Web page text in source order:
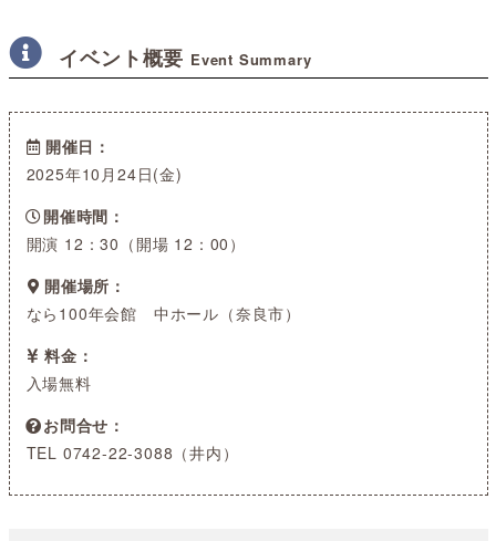
イベント概要 Event Summary
開催日
2025年10月24日(金)
開催時間
開演 12：30（開場 12：00）
開催場所
なら100年会館 中ホール（奈良市）
料金
入場無料
お問合せ
TEL 0742-22-3088（井内）